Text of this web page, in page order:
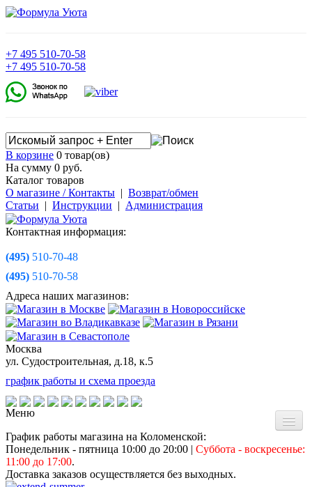
+7 495 510-70-58
+7 495 510-70-58
В корзине 0 товар(ов)
На сумму 0 руб.
Каталог товаров
О магазине / Контакты | Возврат/обмен
Статьи | Инструкции | Администрация
Контактная информация:
(495) 510-70-48
(495) 510-70-58
Адреса наших магазинов:
Москва
ул. Судостроительная, д.18, к.5
график работы и схема проезда
Меню
Главная страница
График работы магазина на Коломенской:
Понедельник - пятница 10:00 до 20:00 | Суббота - воскресенье:
11:00 до 17:00.
Доставка заказов осуществляется без выходных.